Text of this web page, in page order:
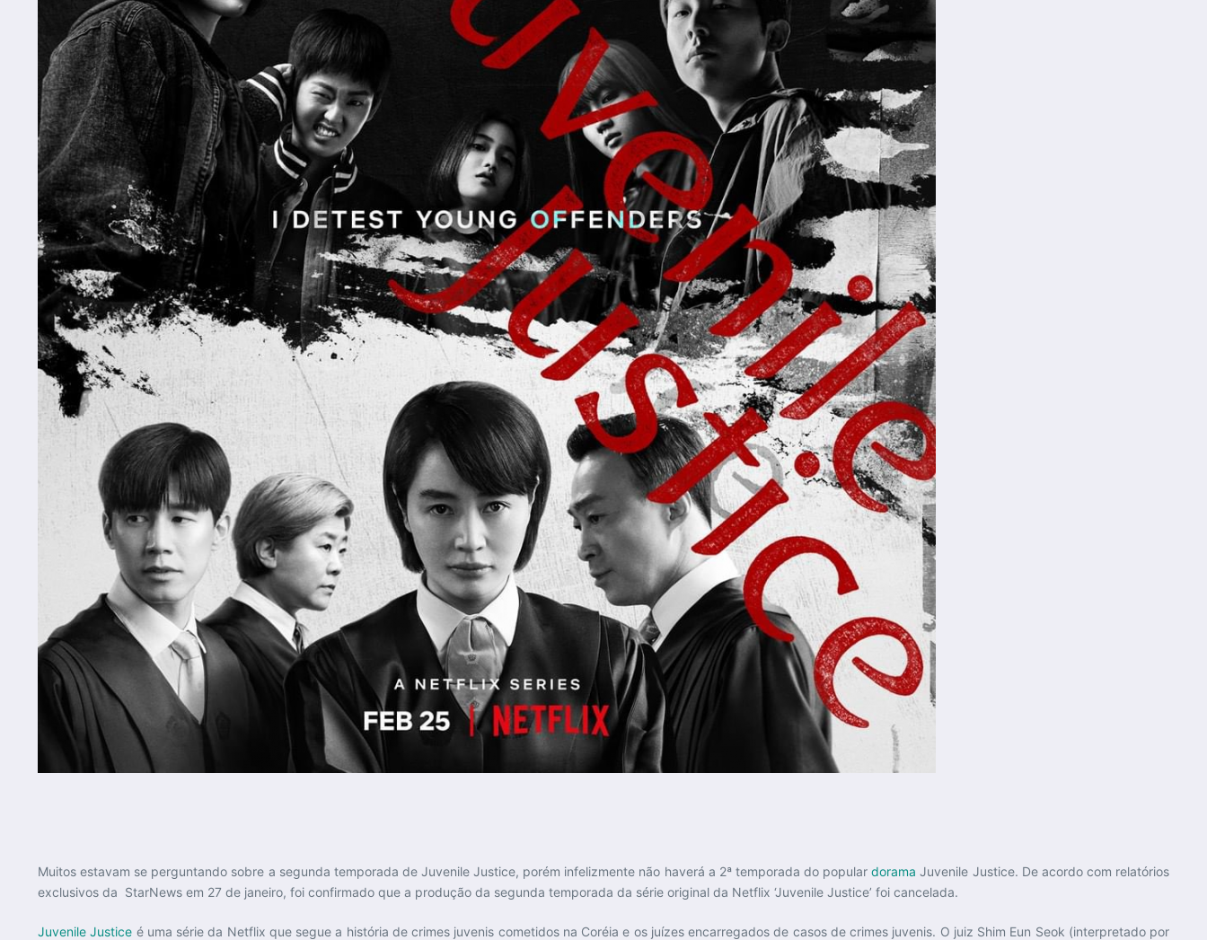
Muitos estavam se perguntando sobre a segunda temporada de Juvenile Justice, porém infelizmente não haverá a 2ª temporada do populardorama Juvenile Justice. De acordo com relatórios
exclusivos da StarNews em 27 de janeiro, foi confirmado que a produção da segunda temporada da série original da Netflix ‘Juvenile Justice’ foi cancelada.
Juvenile Justice é uma série da Netflix que segue a história de crimes juvenis cometidos na Coréia e os juízes encarregados de casos de crimes juvenis. O juiz Shim Eun Seok (interpretado por